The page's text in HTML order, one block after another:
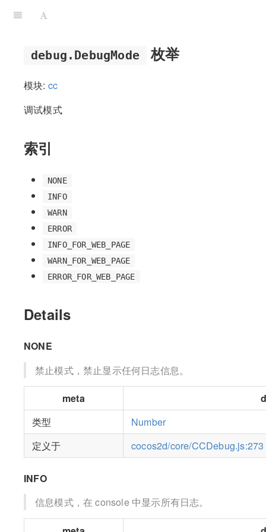
debug.DebugMode 枚举
模块: cc
调试模式
索引
NONE
INFO
WARN
ERROR
INFO_FOR_WEB_PAGE
WARN_FOR_WEB_PAGE
ERROR_FOR_WEB_PAGE
Details
NONE
禁止模式，禁止显示任何日志信息。
meta
类型
Number
定义于
cocos2d/core/CCDebug.js:273
INFO
信息模式，在 console 中显示所有日志。